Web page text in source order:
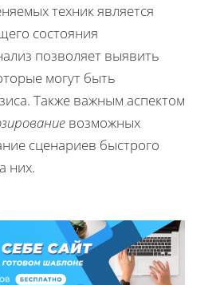
техник является
состояния
позволяет выявить
могут быть
Также важным аспектом
возможных
сценариев быстрого
них.